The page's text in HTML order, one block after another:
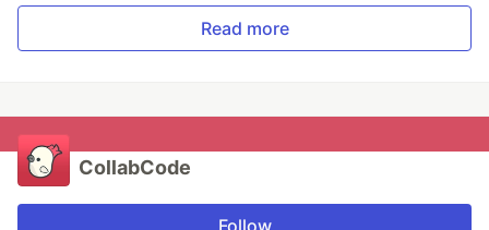
Read more
CollabCode
Follow